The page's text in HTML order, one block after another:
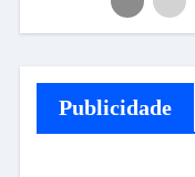
Publicidade